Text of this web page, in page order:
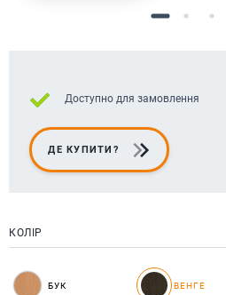
Доступно для замовлення
ДЕ КУПИТИ?
КОЛІР
БУК ВЕНГЕ